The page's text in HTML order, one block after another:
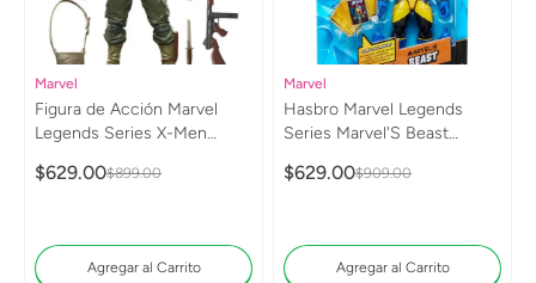
Marvel
Figura de Acción Marvel
Legends Series X-Men
G0820
$629.00$899.00
Agregar al Carrito
Marvel
Hasbro Marvel Legends
Series Marvel'S Beast
$629.00$909.00
Agregar al Carrito